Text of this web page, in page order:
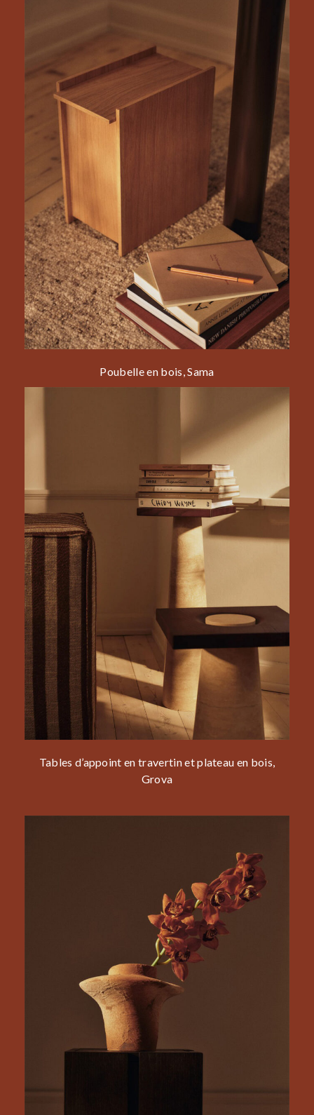
Poubelle en bois, Sama
Tables d’appoint en travertin et plateau en bois,
Grova